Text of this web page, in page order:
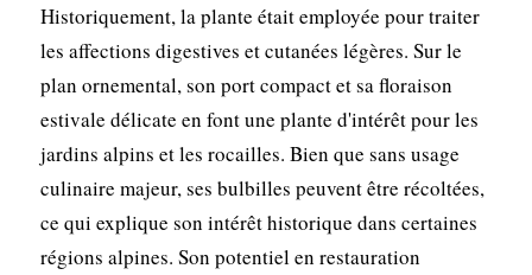
Historiquement, la plante était employée pour traiter
les affections digestives et cutanées légères. Sur le
plan ornemental, son port compact et sa floraison
estivale délicate en font une plante d'intérêt pour les
jardins alpins et les rocailles. Bien que sans usage
culinaire majeur, ses bulbilles peuvent être récoltées,
ce qui explique son intérêt historique dans certaines
régions alpines. Son potentiel en restauration